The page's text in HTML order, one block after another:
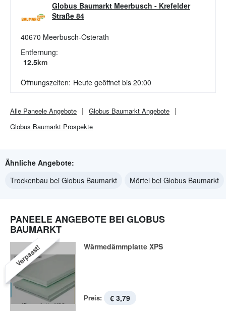
Globus Baumarkt Meerbusch - Krefelder
Straße 84
40670 Meerbusch-Osterath
Entfernung:
12.5km
Öffnungszeiten: Heute geöffnet bis 20:00
Alle Paneele Angebote Globus Baumarkt Angebote
Globus Baumarkt Prospekte
Ähnliche Angebote:
Trockenbau bei Globus Baumarkt
Mörtel bei Globus Baumarkt
PANEELE ANGEBOTE BEI GLOBUS
BAUMARKT
Verpasst! Wärmedämmplatte XPS
Preis: € 3,79